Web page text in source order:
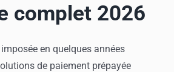
complet 2026
imposée en quelques années
de paiement prépayée